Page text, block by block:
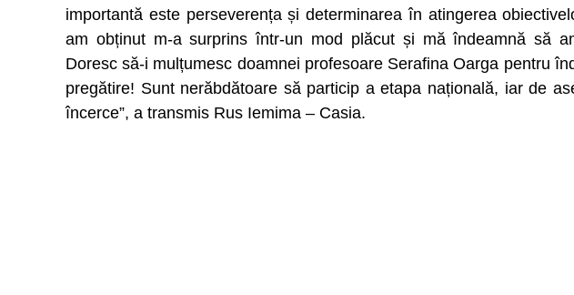
importantă este perseverența și determinarea în atingerea
am obținut m-a surprins într-un mod plăcut și mă îndeamnă să
Doresc să-i mulțumesc doamnei profesoare Serafina Oarga pentru
pregătire! Sunt nerăbdătoare să particip a etapa națională, iar de
încerce”, a transmis Rus Iemima – Casia.